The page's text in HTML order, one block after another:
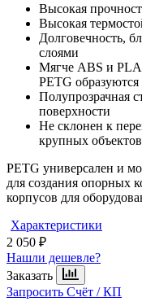
Высокая
Высокая
Долговечность,
слоями
Мягче ABS и
PETG образуются
Полупрозрачная
поверхности
Не склонен к
крупных
PETG универсален и
для создания опорных
корпусов для
Характеристики
2 050 ₽
Нашли дешевле?
Заказать
Запросить Счёт / КП